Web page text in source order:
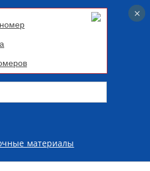
материалы
×
×